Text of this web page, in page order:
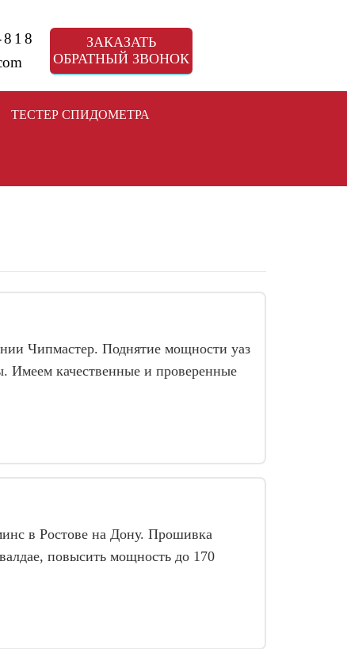
ЗАКАЗАТЬ
ОБРАТНЫЙ ЗВОНОК
ТЕСТЕР СПИДОМЕТРА
Чипмастер. Поднятие мощности уаз
Имеем качественные и проверенные
в Ростове на Дону. Прошивка
повысить мощность до 170